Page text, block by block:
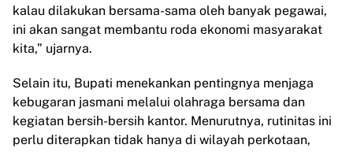
kalau dilakukan bersama-sama oleh banyak pegawai,
ini akan sangat membantu roda ekonomi masyarakat
kita,” ujarnya.
Selain itu, Bupati menekankan pentingnya menjaga
kebugaran jasmani melalui olahraga bersama dan
kegiatan bersih-bersih kantor. Menurutnya, rutinitas ini
perlu diterapkan tidak hanya di wilayah perkotaan,